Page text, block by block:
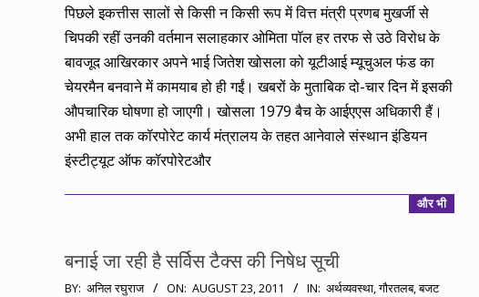
10
पिछले इकत्तीस सालों से किसी न किसी रूप में वित्त मंत्री प्रणब मुखर्जी से
चिपकी रहीं उनकी वर्तमान सलाहकार ओमिता पॉल हर तरफ से उठे विरोध के
बावजूद आखिरकार अपने भाई जितेश खोसला को यूटीआई म्यूचुअल फंड का
चेयरमैन बनवाने में कामयाब हो ही गईं। खबरों के मुताबिक दो-चार दिन में इसकी
औपचारिक घोषणा हो जाएगी। खोसला 1979 बैच के आईएएस अधिकारी हैं।
अभी हाल तक कॉरपोरेट कार्य मंत्रालय के तहत आनेवाले संस्थान इंडियन
इंस्टीट्यूट ऑफ कॉरपोरेटऔर
और भी
बनाई जा रही है सर्विस टैक्स की निषेध सूची
2011-
BY: अनिल रघुराज ON: AUGUST 23, 2011 IN: अर्थव्यवस्था,गौरतलब,बजट